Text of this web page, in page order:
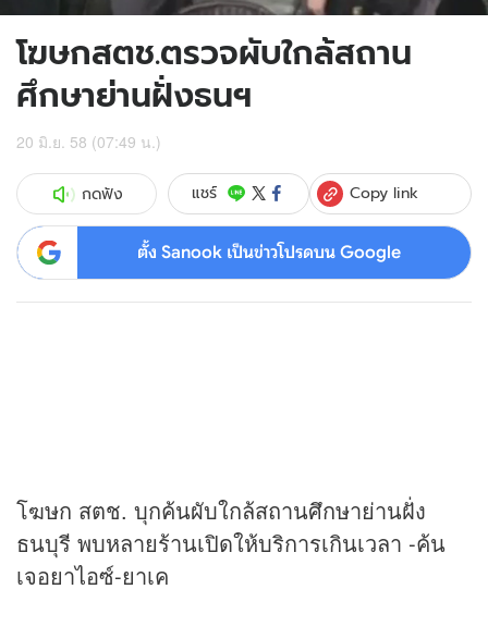
โฆษกสตช.ตรวจผับใกล้สถาน
ศึกษาย่านฝั่งธนฯ
20 มิ.ย. 58 (07:49 น.)
กดฟัง แชร์ Copy link
ตั้ง Sanook เป็นข่าวโปรดบน Google
โฆษก สตช. บุกค้นผับใกล้สถานศึกษาย่านฝั่ง
ธนบุรี พบหลายร้านเปิดให้บริการเกินเวลา -ค้น
เจอยาไอซ์-ยาเค